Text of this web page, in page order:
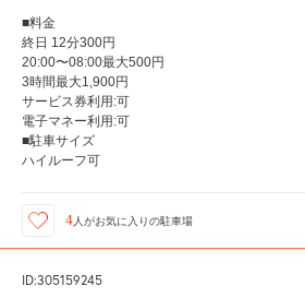
■料金
終日 12分300円
20:00〜08:00最大500円
3時間最大1,900円
サービス券利用:可
電子マネー利用:可
■駐車サイズ
ハイルーフ可
4 人がお気に入りの駐車場
ID:305159245